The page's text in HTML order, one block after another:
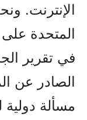
الإنترنت.
المتحدة على
الصادر عن
مسألة دولية